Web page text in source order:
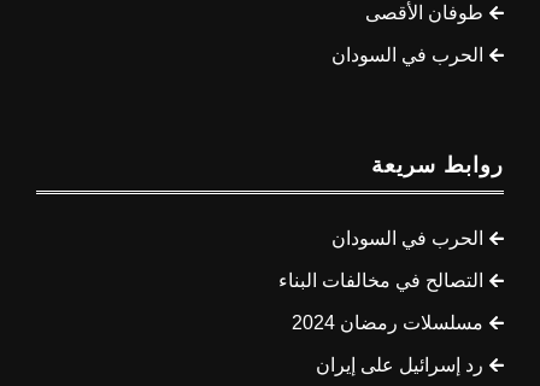
طوفان الأقصى
الحرب في السودان
روابط سريعة
الحرب في السودان
التصالح في مخالفات البناء
مسلسلات رمضان 2024
رد إسرائيل على إيران